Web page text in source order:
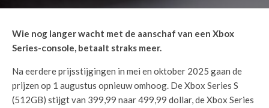
Wie nog langer wacht met de aanschaf van een Xbox
Series-console, betaalt straks meer.
Na eerdere prijsstijgingen in mei en oktober 2025 gaan de
prijzen op 1 augustus opnieuw omhoog. De Xbox Series S
(512GB) stijgt van 399,99 naar 499,99 dollar, de Xbox Series